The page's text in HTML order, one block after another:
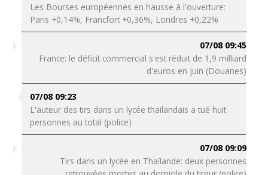
Les Bourses européennes en hausse à l'ouverture:
Paris +0,14%, Francfort +0,36%, Londres +0,22%
07/08 09:45
France: le déficit commercial s'est réduit de 1,9 milliard
d'euros en juin (Douanes)
07/08 09:23
L'auteur des tirs dans un lycée thaïlandais a tué huit
personnes au total (police)
07/08 09:09
Tirs dans un lycée en Thaïlande: deux personnes